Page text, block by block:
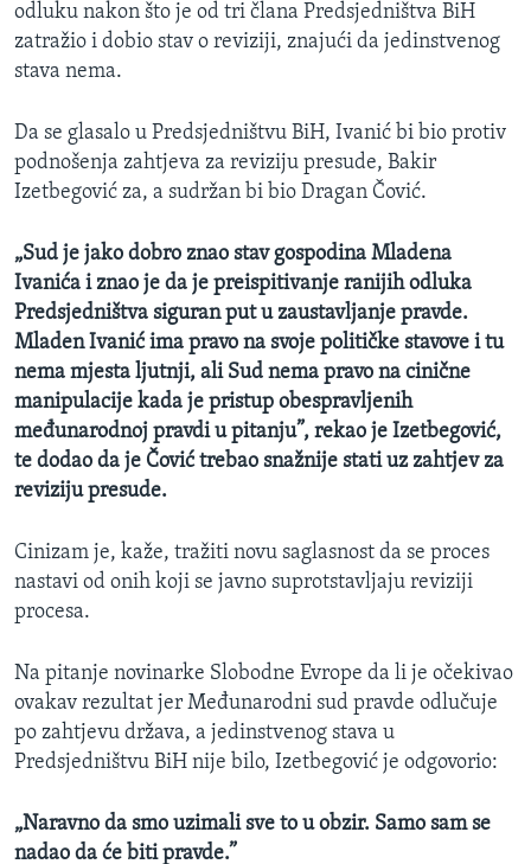
odluku nakon što je od tri člana Predsjedništva BiH
zatražio i dobio stav o reviziji, znajući da jedinstvenog
stava nema.
Da se glasalo u Predsjedništvu BiH, Ivanić bi bio protiv
podnošenja zahtjeva za reviziju presude, Bakir
Izetbegović za, a sudržan bi bio Dragan Čović.
„Sud je jako dobro znao stav gospodina Mladena
Ivanića i znao je da je preispitivanje ranijih odluka
Predsjedništva siguran put u zaustavljanje pravde.
Mladen Ivanić ima pravo na svoje političke stavove i tu
nema mjesta ljutnji, ali Sud nema pravo na cinične
manipulacije kada je pristup obespravljenih
međunarodnoj pravdi u pitanju”, rekao je Izetbegović,
te dodao da je Čović trebao snažnije stati uz zahtjev za
reviziju presude.
Cinizam je, kaže, tražiti novu saglasnost da se proces
nastavi od onih koji se javno suprotstavljaju reviziji
procesa.
Na pitanje novinarke Slobodne Evrope da li je očekivao
ovakav rezultat jer Međunarodni sud pravde odlučuje
po zahtjevu država, a jedinstvenog stava u
Predsjedništvu BiH nije bilo, Izetbegović je odgovorio:
„Naravno da smo uzimali sve to u obzir. Samo sam se
nadao da će biti pravde.”